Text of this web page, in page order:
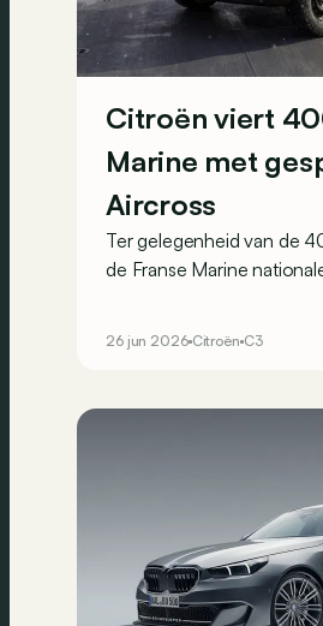
Citroën viert
Marine met
Aircross
Ter gelegenheid van de
de Franse Marine
26 jun 2026 Citroën C3